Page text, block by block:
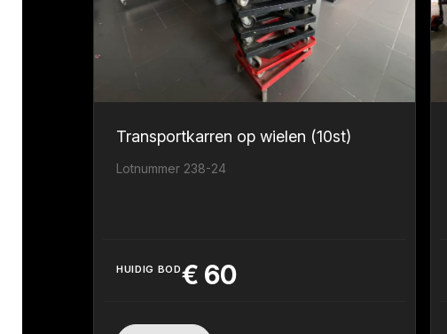
Transportkarren op wielen (10st)
Lotnummer 238-24
HUIDIG BOD€ 60